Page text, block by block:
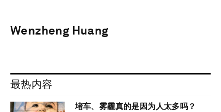
Wenzheng Huang
最热内容
堵车、雾霾真的是因为人太多吗？